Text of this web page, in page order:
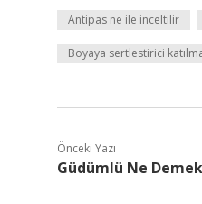
Antipas ne ile inceltilir
Boyaya sertlestirici
Önceki Yazı
Güdümlü Ne